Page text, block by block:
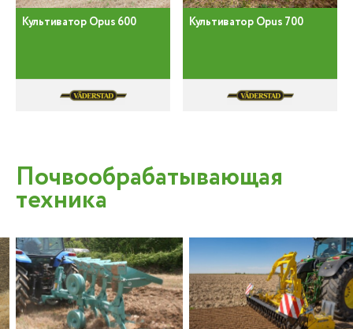
Культиватор Opus 600 Культиватор Opus 700
Почвообрабатывающая
техника